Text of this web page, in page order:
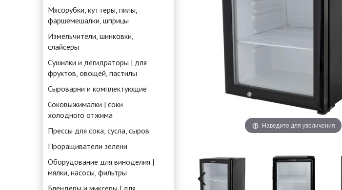
Мясорубки, куттеры, пилы,
фаршемешалки, шприцы
Измельчители, шинковки,
слайсеры
Сушилки и дегидраторы | для
фруктов, овощей, пастилы
Сыроварни и комплектующие
Соковыжималки | соки
холодного отжима
Прессы для сока, сусла, сыров
Проращиватели зелени
Оборудование для виноделия |
мялки, насосы, фильтры
Наведите для увеличения